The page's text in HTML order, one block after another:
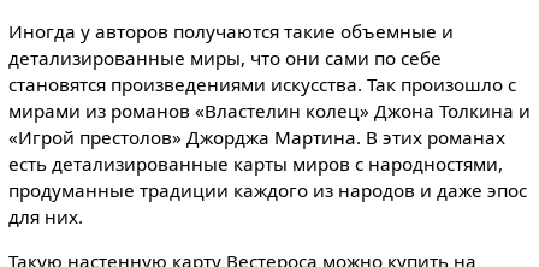
Иногда у авторов получаются такие объемные и
детализированные миры, что они сами по себе
становятся произведениями искусства. Так произошло с
мирами из романов «Властелин колец» Джона Толкина и
«Игрой престолов» Джорджа Мартина. В этих романах
есть детализированные карты миров с народностями,
продуманные традиции каждого из народов и даже эпос
для них.
Такую настенную карту Вестероса можно купить на